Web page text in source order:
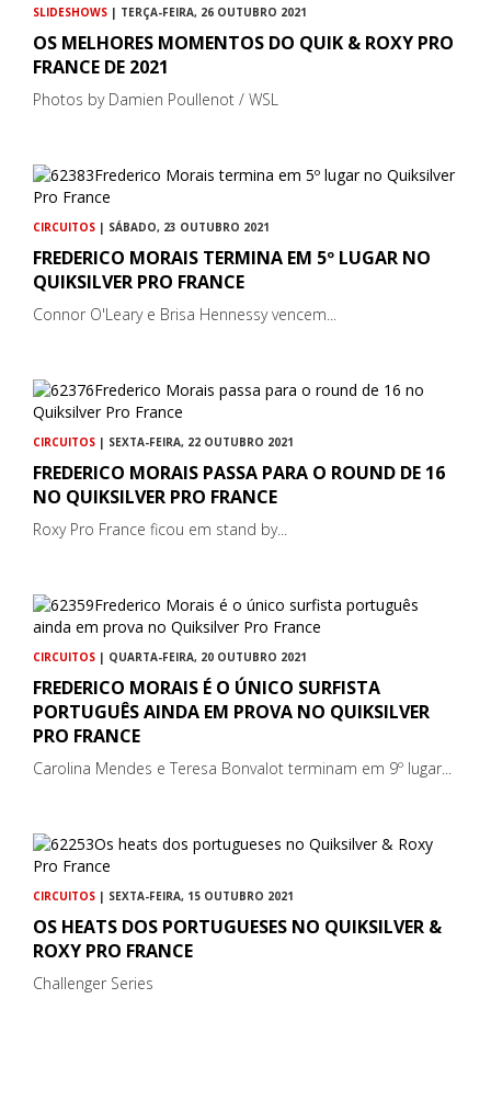
SLIDESHOWS | TERÇA-FEIRA, 26 OUTUBRO 2021
OS MELHORES MOMENTOS DO QUIK & ROXY PRO
FRANCE DE 2021
Photos by Damien Poullenot / WSL
CIRCUITOS | SÁBADO, 23 OUTUBRO 2021
FREDERICO MORAIS TERMINA EM 5º LUGAR NO
QUIKSILVER PRO FRANCE
Connor O'Leary e Brisa Hennessy vencem...
CIRCUITOS | SEXTA-FEIRA, 22 OUTUBRO 2021
FREDERICO MORAIS PASSA PARA O ROUND DE 16
NO QUIKSILVER PRO FRANCE
Roxy Pro France ficou em stand by...
CIRCUITOS | QUARTA-FEIRA, 20 OUTUBRO 2021
FREDERICO MORAIS É O ÚNICO SURFISTA
PORTUGUÊS AINDA EM PROVA NO QUIKSILVER
PRO FRANCE
Carolina Mendes e Teresa Bonvalot terminam em 9º lugar...
CIRCUITOS | SEXTA-FEIRA, 15 OUTUBRO 2021
OS HEATS DOS PORTUGUESES NO QUIKSILVER &
ROXY PRO FRANCE
Challenger Series